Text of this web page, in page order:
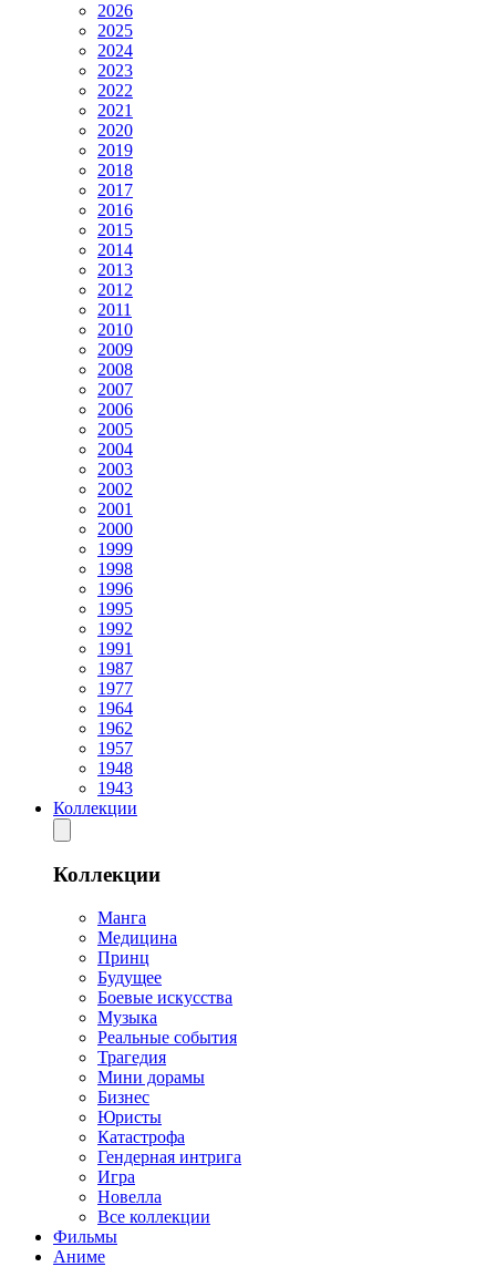
2026
2025
2024
2023
2022
2021
2020
2019
2018
2017
2016
2015
2014
2013
2012
2011
2010
2009
2008
2007
2006
2005
2004
2003
2002
2001
2000
1999
1998
1996
1995
1992
1991
1987
1977
1964
1962
1957
1948
1943
Коллекции
Коллекции
Манга
Медицина
Принц
Будущее
Боевые искусства
Музыка
Реальные события
Трагедия
Мини дорамы
Бизнес
Юристы
Катастрофа
Гендерная интрига
Игра
Новелла
Все коллекции
Фильмы
Аниме